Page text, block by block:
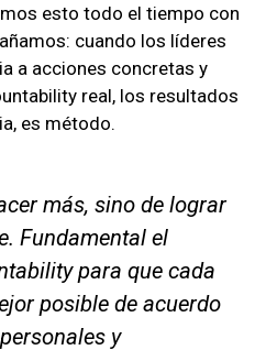
esto todo el tiempo con
cuando los líderes
a acciones concretas y
real, los resultados
es método.
más, sino de lograr
Fundamental el
para que cada
posible de acuerdo
y